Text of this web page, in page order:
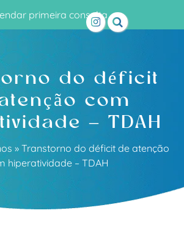
primeira consulta
do déficit
com
– TDAH
» Transtorno do déficit de atenção
hiperatividade – TDAH